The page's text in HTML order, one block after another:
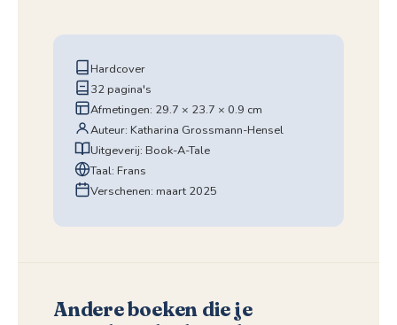
Hardcover
32 pagina's
Afmetingen: 29.7 × 23.7 × 0.9 cm
Auteur: Katharina Grossmann-Hensel
Uitgeverij: Book-A-Tale
Taal: Frans
Verschenen: maart 2025
Andere boeken die je